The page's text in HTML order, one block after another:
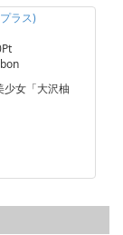
ラス)
少女「大沢柚